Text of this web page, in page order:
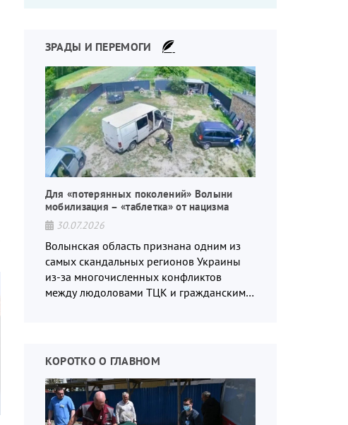
ЗРАДЫ И ПЕРЕМОГИ
Для «потерянных поколений» Волыни
мобилизация – «таблетка» от нацизма
30.07.2026
Волынская область признана одним из
самых скандальных регионов Украины
из-за многочисленных конфликтов
между людоловами ТЦК и гражданским
КОРОТКО О ГЛАВНОМ